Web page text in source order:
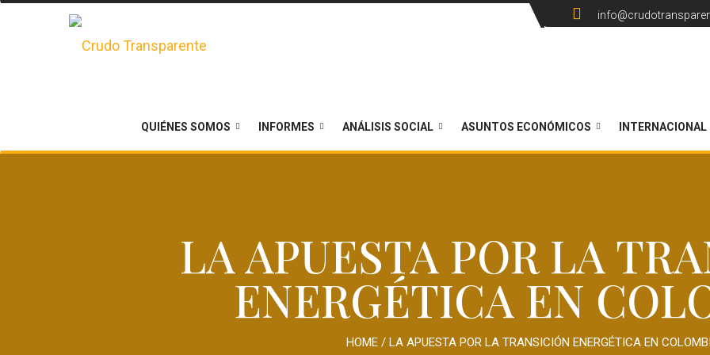
QUIÉNES SOMOS INFORMES ANÁLISIS SOCIAL ASUNTOS ECONÓMICOS INTERNACIONAL
LA APUESTA POR LA
ENERGÉTICA EN
HOME/ LA APUESTA POR LA TRANSICIÓN ENERGÉTICA EN